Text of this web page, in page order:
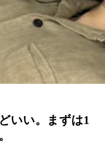
いい。
まずは1